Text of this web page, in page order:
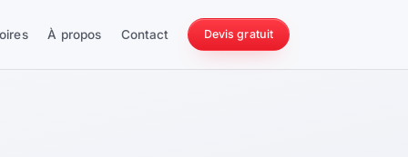
À propos Contact Devis gratuit